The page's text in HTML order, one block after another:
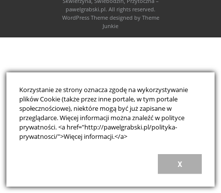
pawelgrabski.pl. All rights reserved.
WordPress Themedesigned by Theme
Junkie
Korzystanie ze strony oznacza zgodę na wykorzystywanie
plików Cookie (także przez inne portale, w tym portale
społecznościowe), niektóre mogą być już zapisane w
przeglądarce. Więcej informacji można znaleźć w polityce
prywatności. <a href="http://pawelgrabski.pl/polityka-
prywatnosci/">Więcej informacji.</a>
X